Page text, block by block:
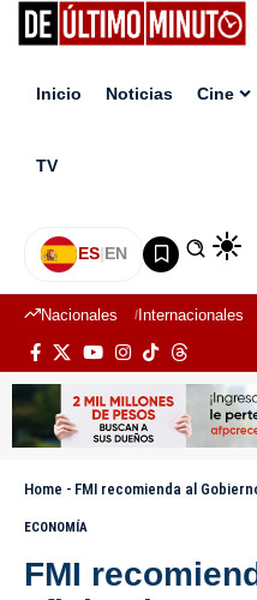
Inicio Noticias Cine
TV
ES|EN
Nacionales Internacionales
Home - FMI recomienda al Gobierno
ECONOMÍA
FMI